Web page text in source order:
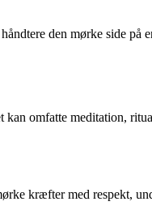
den mørke side
omfatte meditation,
kræfter med respekt,